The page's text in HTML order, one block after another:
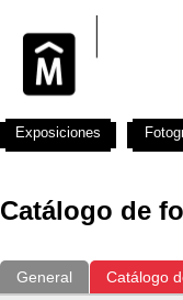
Catálogo de
General Catálogo
Exposiciones